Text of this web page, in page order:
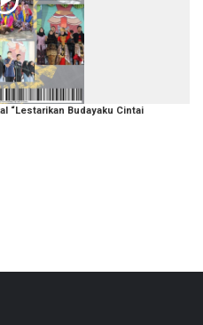
“Lestarikan Budayaku Cintai